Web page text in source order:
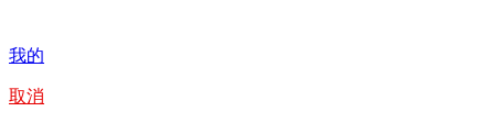
我的
取消